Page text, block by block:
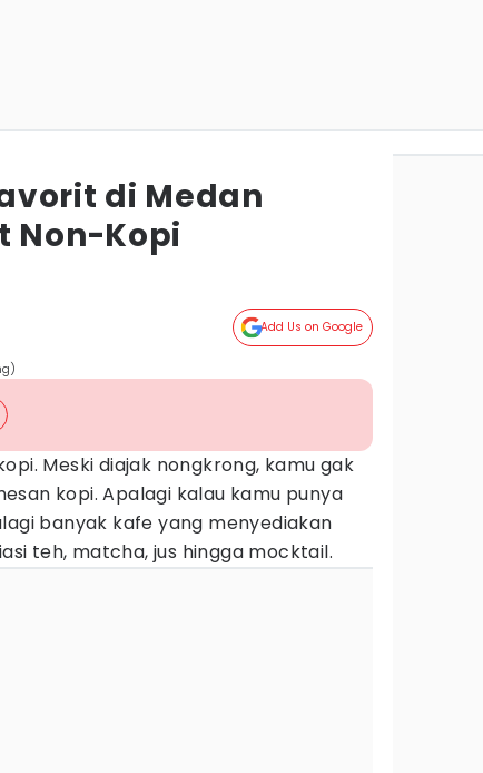
di Medan
Non-Kopi
Add Us on Google
Meski diajak nongkrong, kamu gak
kopi. Apalagi kalau kamu punya
banyak kafe yang menyediakan
teh, matcha, jus hingga mocktail.